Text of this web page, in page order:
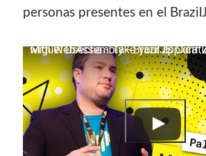
personas presentes en el
Miguel Useche - Take your application to the web with WebAssembly - BrazilJS